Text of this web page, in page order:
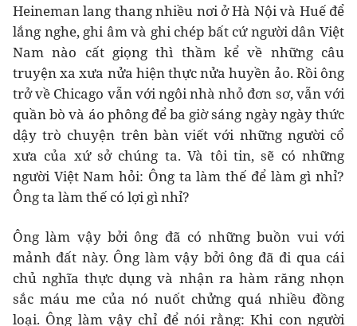
Heineman lang thang nhiều nơi ở Hà Nội và Huế để
lắng nghe, ghi âm và ghi chép bất cứ người dân Việt
Nam nào cất giọng thì thầm kể về những câu
truyện xa xưa nửa hiện thực nửa huyền ảo. Rồi ông
trở về Chicago vẫn với ngôi nhà nhỏ đơn sơ, vẫn với
quần bò và áo phông để ba giờ sáng ngày ngày thức
dậy trò chuyện trên bàn viết với những người cổ
xưa của xứ sở chúng ta. Và tôi tin, sẽ có những
người Việt Nam hỏi: Ông ta làm thế để làm gì nhỉ?
Ông ta làm thế có lợi gì nhỉ?
Ông làm vậy bởi ông đã có những buồn vui với
mảnh đất này. Ông làm vậy bởi ông đã đi qua cái
chủ nghĩa thực dụng và nhận ra hàm răng nhọn
sắc máu me của nó nuốt chửng quá nhiều đồng
loại. Ông làm vậy chỉ để nói rằng: Khi con người